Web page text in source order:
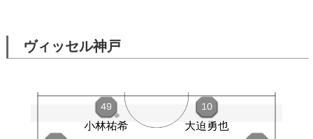
ヴィッセル神戸